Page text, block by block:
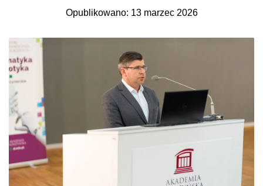
Opublikowano: 13 marzec 2026